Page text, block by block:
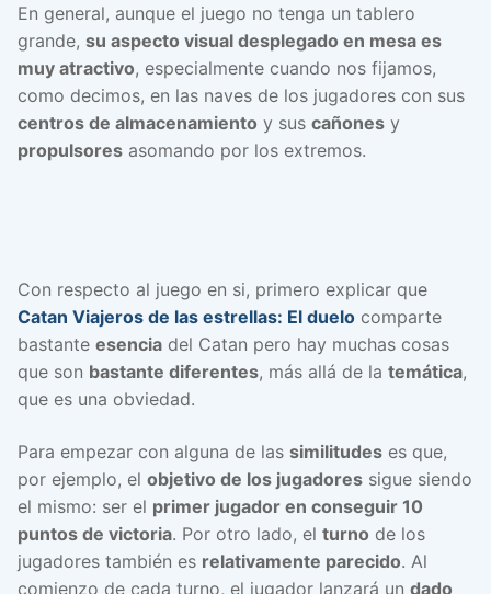
En general, aunque el juego no tenga un tablero
grande, su aspecto visual desplegado en mesa es
muy atractivo, especialmente cuando nos fijamos,
como decimos, en las naves de los jugadores con sus
centros de almacenamiento y sus cañones y
propulsores asomando por los extremos.
Con respecto al juego en si, primero explicar que
Catan Viajeros de las estrellas: El duelo comparte
bastante esencia del Catan pero hay muchas cosas
que son bastante diferentes, más allá de la temática,
que es una obviedad.
Para empezar con alguna de las similitudes es que,
por ejemplo, el objetivo de los jugadores sigue siendo
el mismo: ser el primer jugador en conseguir 10
puntos de victoria. Por otro lado, el turno de los
jugadores también es relativamente parecido. Al
comienzo de cada turno, el jugador lanzará un dado